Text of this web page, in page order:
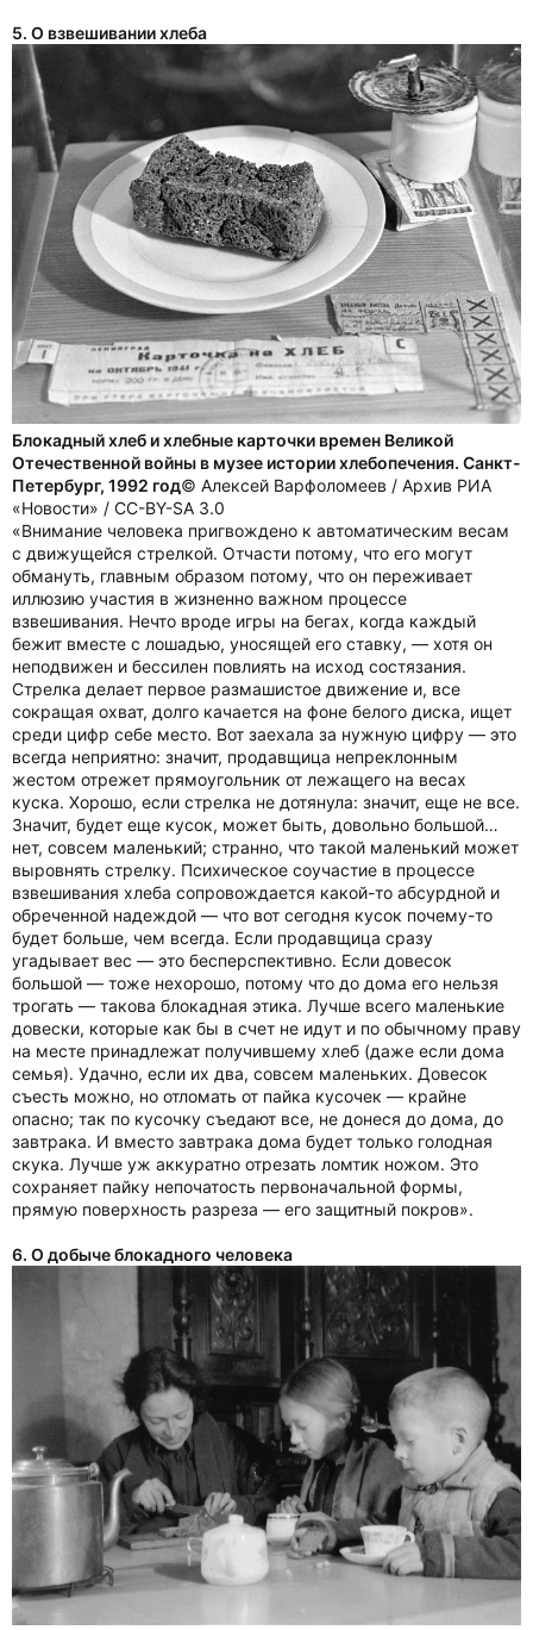
5. О взвешивании хлеба
Блокадный хлеб и хлебные карточки времен Великой
Отечественной войны в музее истории хлебопечения. Санкт-
Петербург, 1992 год© Алексей Варфоломеев / Архив РИА
«Новости» / CC-BY-SA 3.0
«Внимание человека пригвождено к автоматическим весам
с движущейся стрелкой. Отчасти потому, что его могут
обмануть, главным образом потому, что он переживает
иллюзию участия в жизненно важном процессе
взвешивания. Нечто вроде игры на бегах, когда каждый
бежит вместе с лошадью, уносящей его ставку, — хотя он
неподвижен и бессилен повлиять на исход состязания.
Стрелка делает первое размашистое движение и, все
сокращая охват, долго качается на фоне белого диска, ищет
среди цифр себе место. Вот заехала за нужную цифру — это
всегда неприятно: значит, продавщица непреклонным
жестом отрежет прямоугольник от лежащего на весах
куска. Хорошо, если стрелка не дотянула: значит, еще не все.
Значит, будет еще кусок, может быть, довольно большой…
нет, совсем маленький; странно, что такой маленький может
выровнять стрелку. Психическое соучастие в процессе
взвешивания хлеба сопровождается какой-то абсурдной и
обреченной надеждой — что вот сегодня кусок почему-то
будет больше, чем всегда. Если продавщица сразу
угадывает вес — это бесперспективно. Если довесок
большой — тоже нехорошо, потому что до дома его нельзя
трогать — такова блокадная этика. Лучше всего маленькие
довески, которые как бы в счет не идут и по обычному праву
на месте принадлежат получившему хлеб (даже если дома
семья). Удачно, если их два, совсем маленьких. Довесок
съесть можно, но отломать от пайка кусочек — крайне
опасно; так по кусочку съедают все, не донеся до дома, до
завтрака. И вместо завтрака дома будет только голодная
скука. Лучше уж аккуратно отрезать ломтик ножом. Это
сохраняет пайку непочатость первоначальной формы,
прямую поверхность разреза — его защитный покров».
6. О добыче блокадного человека